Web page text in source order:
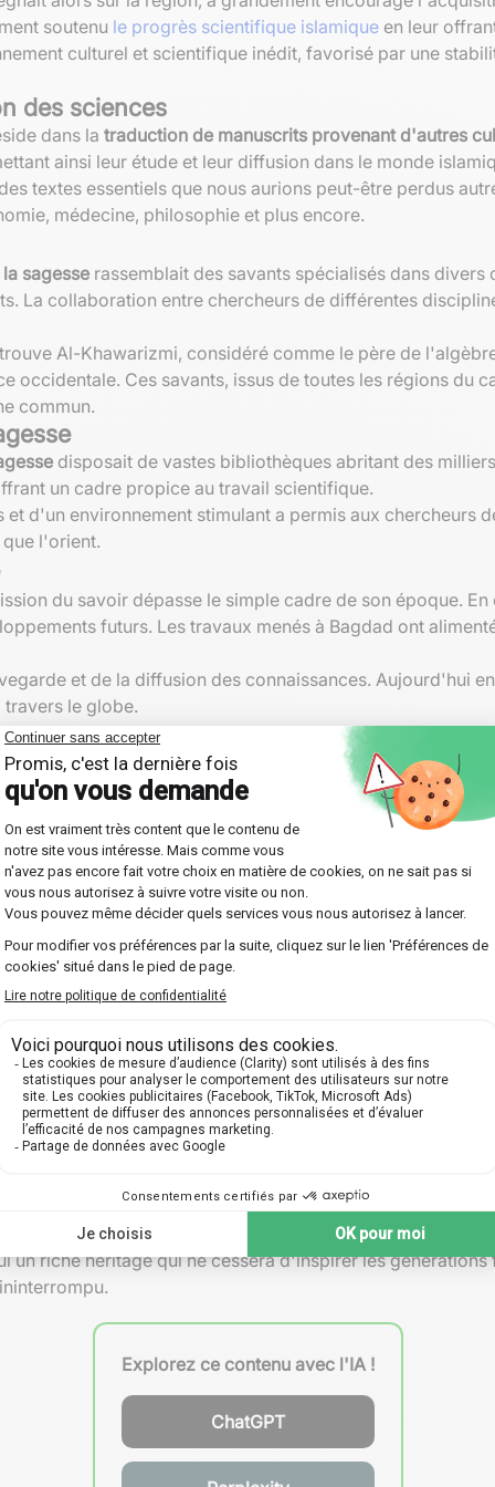
soutenu le progrès scientifique islamique en leur
culturel et scientifique inédit, favorisé par une
des sciences
dans la traduction de manuscrits provenant d'autres
ainsi leur étude et leur diffusion dans le monde
textes essentiels que nous aurions peut-être perdus
médecine, philosophie et plus encore.
sagesse rassemblait des savants spécialisés dans
La collaboration entre chercheurs de différentes
Al-Khawarizmi, considéré comme le père de
occidentale. Ces savants, issus de toutes les régions du
commun.
disposait de vastes bibliothèques abritant des
un cadre propice au travail scientifique.
d'un environnement stimulant a permis aux chercheurs
l'orient.
du savoir dépasse le simple cadre de son époque.
futurs. Les travaux menés à Bagdad ont
et de la diffusion des connaissances. Aujourd'hui
le globe.
a également contribué à l'élaboration de méthodes
les bases d'une méthodologie systématique,
les lettrés de la cour
les processus de recherche actuels.
éclatant de ce que les efforts combinés de plusieurs
une leçon précieuse sur l'importance de la
plus pertinent que jamais.
et chinois
et la médecine
(bibliothèques, laboratoires)
Contributions Majeures
Algèbre, Astronomie
Médecine, Philosophie
Philosophie, Musique
un riche héritage qui ne cessera d'inspirer les
Explorez ce contenu avec l'IA !
ChatGPT